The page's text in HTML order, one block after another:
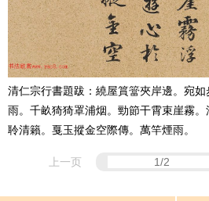
清仁宗行書題跋：繞屋篔簹夾岸邊。宛
雨。千畝猗猗罩浦烟。勁節干霄束崖霧
聆清籟。戛玉摐金空際傳。萬竿煙雨。
上一页